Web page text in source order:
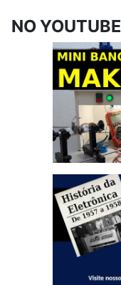
NO YOUTUBE